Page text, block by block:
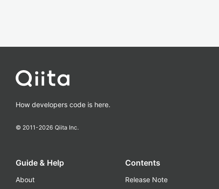
How developers code is here.
© 2011-2026 Qiita Inc.
Guide & Help
About
Contents
Release Note